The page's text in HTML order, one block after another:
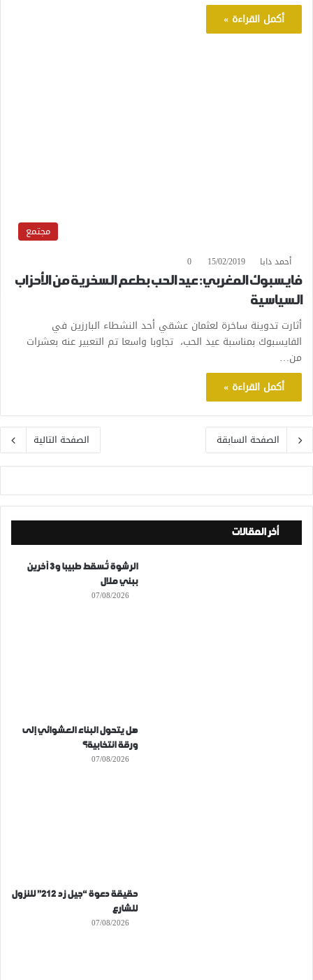
أكمل القراءة »
مجتمع
أحمد دابا 15/02/2019
0
فايسبوك المغربي: عيد الحب بطعم السخرية من الأحزاب
السياسية
أثارت تدوينة ساخرة لعثمان عشقي أحد النشطاء البارزين في
الفايسبوك بمناسبة عيد الحب، تجاوبا واسعا تم التعبير عنه بعشرات
من…
أكمل القراءة »
الصفحة السابقة الصفحة التالية
أخر المقالات
الرشوة تُسقط طبيبا و3 آخرين
ببني ملال
07/08/2026
هل يتحول البناء العشوائي إلى
ورقة انتخابية؟
07/08/2026
حقيقة دعوة “جيل زد 212” للنزول
للشارع
07/08/2026